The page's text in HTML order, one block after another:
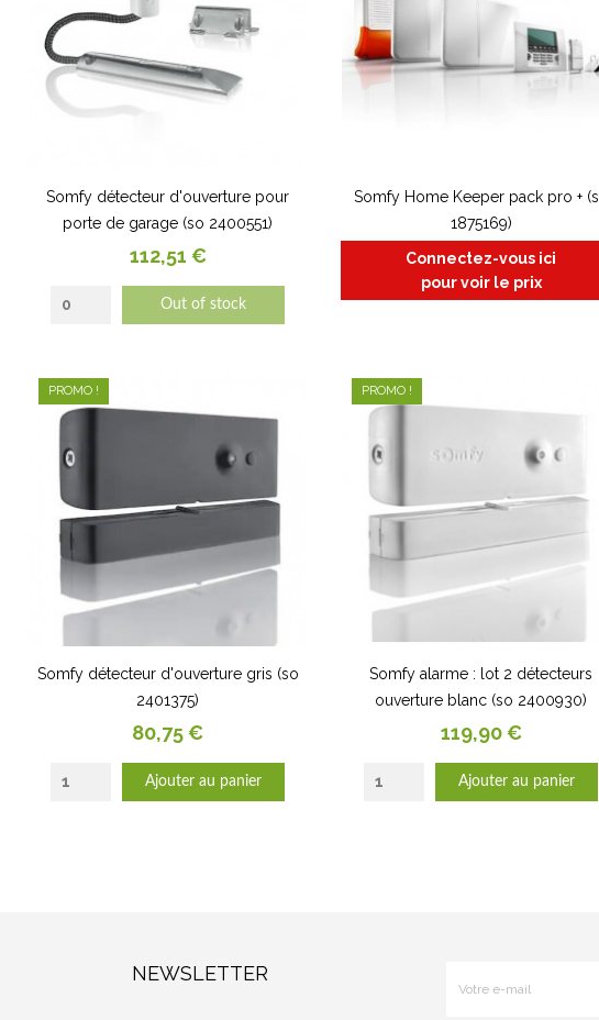
Somfy détecteur d'ouverture pour
porte de garage (so 2400551)
Prix
112,51 €
Out of stock
Somfy Home Keeper pack pro +
1875169)
Connectez-vous ici
pour voir le prix
Somfy détecteur d'ouverture gris (so
2401375)
Prix
80,75 €
Ajouter au panier
PROMO !
Somfy alarme : lot 2 détecteurs
ouverture blanc (so 2400930)
Prix
119,90 €
Ajouter au panier
PROMO !
NEWSLETTER